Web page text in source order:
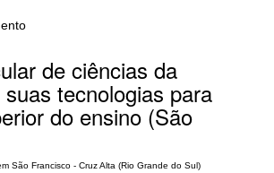
de ciências da
tecnologias para
do ensino (São
São Francisco - Cruz Alta (Rio Grande do Sul)